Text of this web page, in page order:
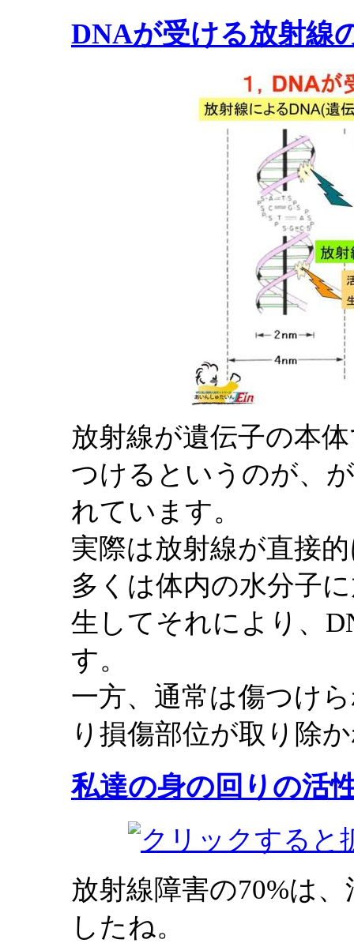
DNAが受ける放射線
放射線が遺伝子の本
つけるというのが、
れています。
実際は放射線が直接
多くは体内の水分子
生してそれにより、
す。
一方、通常は傷つけ
り損傷部位が取り除
私達の身の回りの活
放射線障害の70%は
したね。